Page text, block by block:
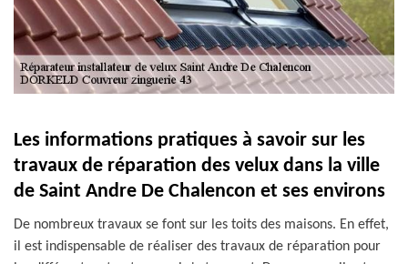
Les informations pratiques à savoir sur les
travaux de réparation des velux dans la ville
de Saint Andre De Chalencon et ses environs
De nombreux travaux se font sur les toits des maisons. En effet,
il est indispensable de réaliser des travaux de réparation pour